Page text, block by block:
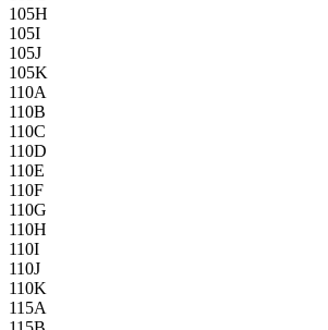
105H
105I
105J
105K
110A
110B
110C
110D
110E
110F
110G
110H
110I
110J
110K
115A